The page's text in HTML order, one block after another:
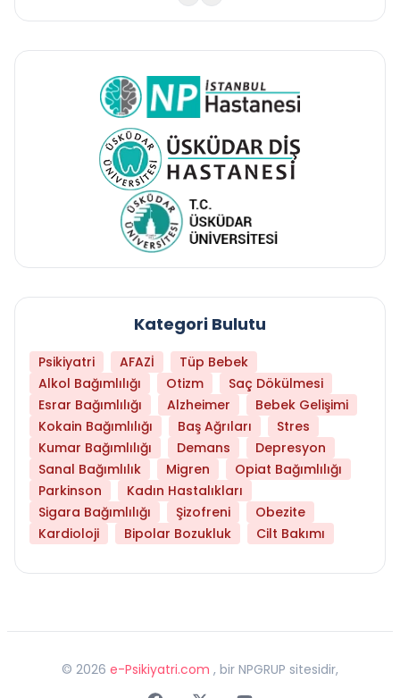
Kategori Bulutu
Psikiyatri AFAZİ
Tüp Bebek
Alkol Bağımlılığı
Otizm
Saç Dökülmesi
Esrar Bağımlılığı
Alzheimer
Bebek Gelişimi
Kokain Bağımlılığı
Baş Ağrıları
Stres
Kumar Bağımlılığı
Demans
Depresyon
Sanal Bağımlılık
Migren
Opiat Bağımlılığı
Parkinson
Kadın Hastalıkları
Sigara Bağımlılığı
Şizofreni
Obezite
Kardioloji
Bipolar Bozukluk Cilt Bakımı
© 2026 e-Psikiyatri.com , bir NPGRUP sitesidir,